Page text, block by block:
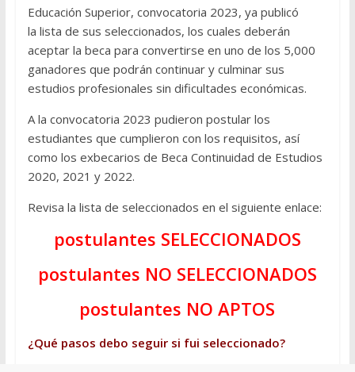
Educación Superior, convocatoria 2023, ya publicó
la lista de sus seleccionados, los cuales deberán
aceptar la beca para convertirse en uno de los 5,000
ganadores que podrán continuar y culminar sus
estudios profesionales sin dificultades económicas.
A la convocatoria 2023 pudieron postular los
estudiantes que cumplieron con los requisitos, así
como los exbecarios de Beca Continuidad de Estudios
2020, 2021 y 2022.
Revisa la lista de seleccionados en el siguiente enlace:
postulantes SELECCIONADOS
postulantes NO SELECCIONADOS
postulantes NO APTOS
¿Qué pasos debo seguir si fui seleccionado?